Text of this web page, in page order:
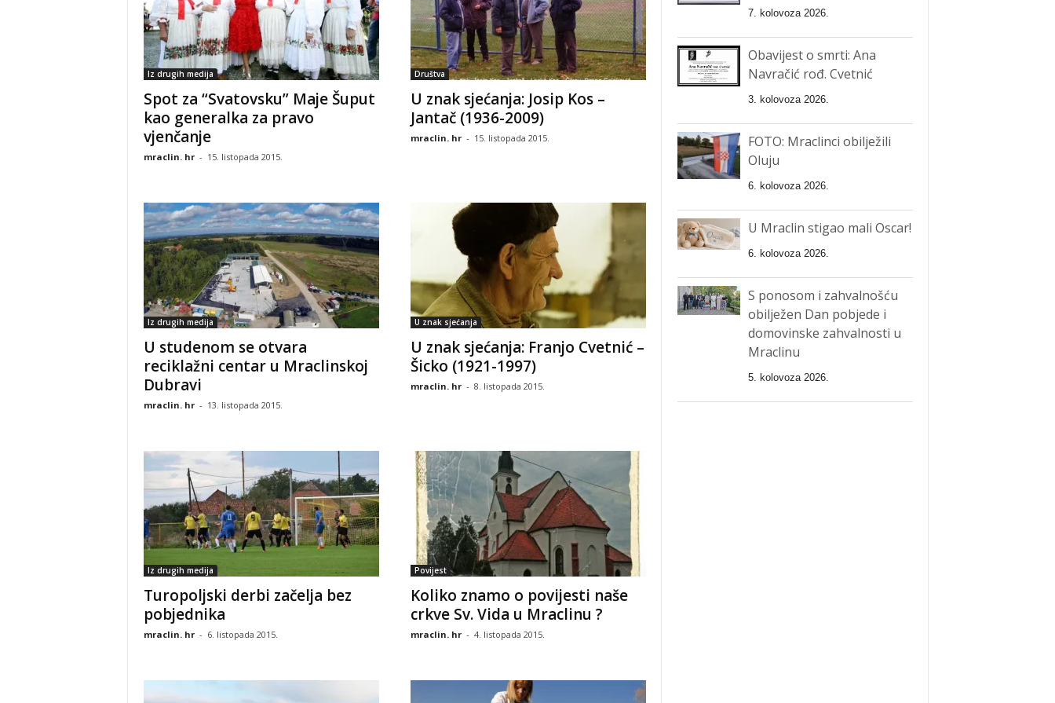
Iz drugih medija
Spot za “Svatovsku” Maje Šuput
kao generalka za pravo
vjenčanje
mraclin. hr - 15. listopada 2015.
Društva
U znak sjećanja: Josip Kos –
Jantač (1936-2009)
mraclin. hr - 15. listopada 2015.
Iz drugih medija
U studenom se otvara
reciklažni centar u Mraclinskoj
Dubravi
mraclin. hr - 13. listopada 2015.
U znak sjećanja
U znak sjećanja: Franjo Cvetnić –
Šicko (1921-1997)
mraclin. hr - 8. listopada 2015.
Iz drugih medija
Turopoljski derbi začelja bez
pobjednika
mraclin. hr - 6. listopada 2015.
Povijest
Koliko znamo o povijesti naše
crkve Sv. Vida u Mraclinu ?
mraclin. hr - 4. listopada 2015.
7. kolovoza 2026.
Obavijest o smrti: Ana
Navračić rođ. Cvetnić
3. kolovoza 2026.
FOTO: Mraclinci obilježili
Oluju
6. kolovoza 2026.
U Mraclin stigao mali Oscar!
6. kolovoza 2026.
S ponosom i zahvalnošću
obilježen Dan pobjede i
domovinske zahvalnosti u
Mraclinu
5. kolovoza 2026.